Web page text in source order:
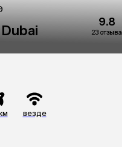
9.8
23 отзыва
везде